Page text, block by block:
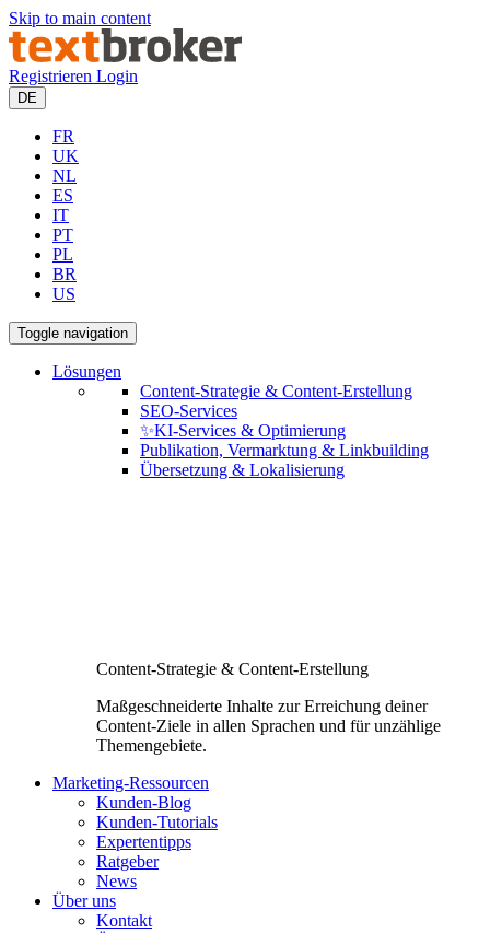
Skip to main content
Registrieren Login
DE
FR
UK
NL
ES
IT
PT
PL
BR
US
Toggle navigation
Lösungen
Content-Strategie & Content-Erstellung
SEO-Services
✨KI-Services & Optimierung
Publikation, Vermarktung & Linkbuilding
Übersetzung & Lokalisierung
Content-Strategie & Content-Erstellung
Maßgeschneiderte Inhalte zur Erreichung deiner
Content-Ziele in allen Sprachen und für unzählige
Themengebiete.
Marketing-Ressourcen
Kunden-Blog
Kunden-Tutorials
Expertentipps
Ratgeber
News
Über uns
Kontakt